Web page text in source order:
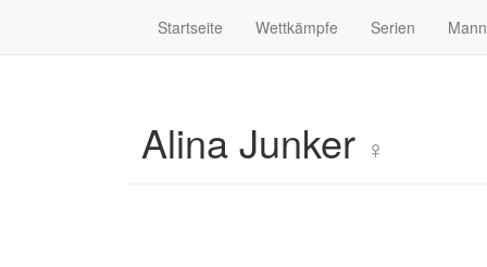
Startseite Wettkämpfe Serien
Alina Junker ♀